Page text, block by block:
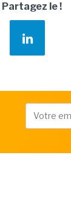
Partagez le !